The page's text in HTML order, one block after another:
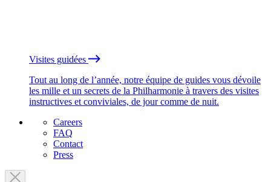
Visites guidées
Tout au long de l’année, notre équipe de guides vous dévoile
les mille et un secrets de la Philharmonie à travers des visites
instructives et conviviales, de jour comme de nuit.
Careers
FAQ
Contact
Press